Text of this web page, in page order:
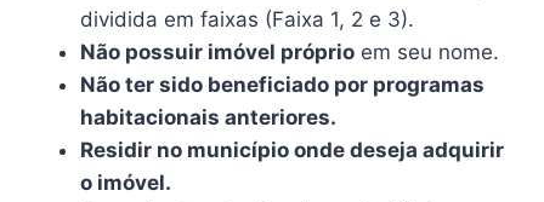
dividida em faixas (Faixa 1, 2 e 3).
Não possuir imóvel próprio em seu nome.
Não ter sido beneficiado por programas
habitacionais anteriores.
Residir no município onde deseja adquirir
o imóvel.